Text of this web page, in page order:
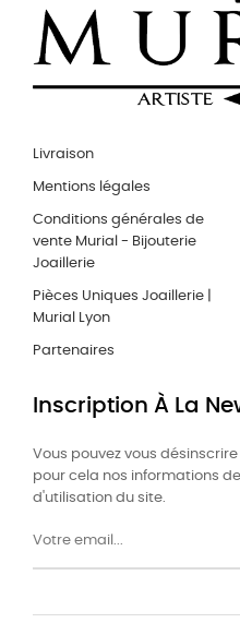
Livraison
Mentions légales
Conditions générales de
vente Murial - Bijouterie
Joaillerie
Pièces Uniques Joaillerie |
Murial Lyon
Partenaires
Inscription À La
Vous pouvez vous
pour cela nos informations
d'utilisation du site.